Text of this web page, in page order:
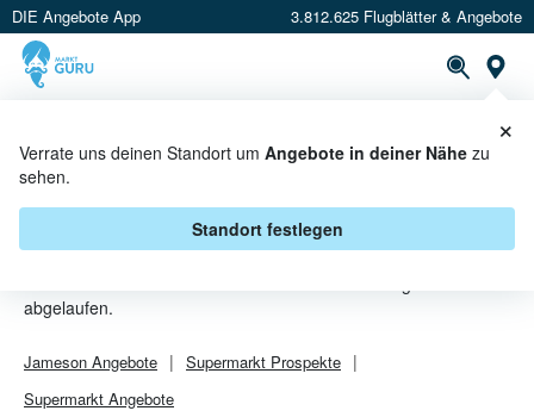
DIE Angebote App 3.812.625 Flugblätter & Angebote
Verrate uns deinen Standort um Angebote in deiner Nähe zu
sehen.
Standort festlegen
×
JAMESON ANGEBOTE IN
PERCHTOLDSDORF
abgelaufen.
Jameson Angebote Supermarkt Prospekte
Supermarkt Angebote